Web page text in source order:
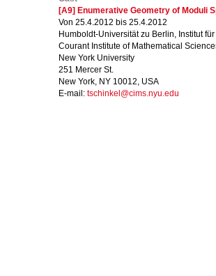
[A9] Enumerative Geometry of Moduli
Von 25.4.2012 bis 25.4.2012
Humboldt-Universität zu Berlin, Institut
Courant Institute of Mathematical
New York University
251 Mercer St.
New York, NY 10012, USA
E-mail: tschinkel@cims.nyu.edu